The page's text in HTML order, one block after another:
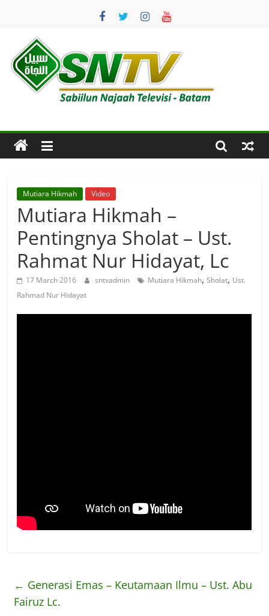
content
SNTV
Najaah
Televisi
–
Mutiara Hikmah Video
Mutiara Hikmah –
Pentingnya Sholat – Ust.
Rahmat Nur Hidayat, Lc
17 March 2016 sntvadmin Mutiara Hikmah,Sholat, Ust.
Rahmad Nur Hidayat
← Generasi Emas – Keutamaan Ilmu – Ust. Abu
Fairuz Lc.